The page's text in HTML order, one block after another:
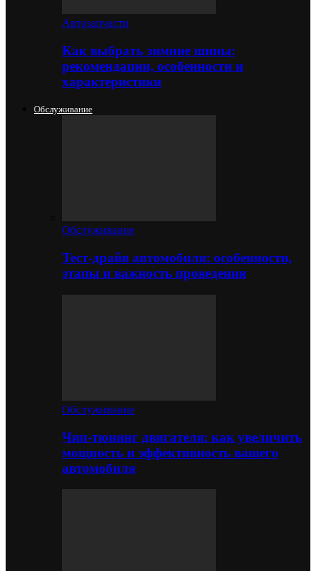
Автозапчасти
Как выбрать зимние шины:
рекомендации, особенности и
характеристики
Обслуживание
Обслуживание
Тест-драйв автомобиля: особенности,
этапы и важность проведения
Обслуживание
Чип-тюнинг двигателя: как увеличить
мощность и эффективность вашего
автомобиля